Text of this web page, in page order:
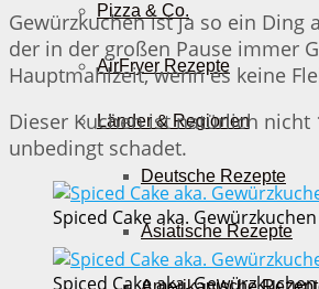
Pizza & Co.
AirFryer Rezepte
Länder & Regionen
Deutsche Rezepte
Asiatische Rezepte
Gewürzkuchen ist ja so ein Ding
der in der großen Pause immer
Hauptmahlzeit, wenn es keine
Dieser Kuchen ist natürlich nicht
unbedingt schadet.
Spiced Cake aka.
Spiced Cake aka.